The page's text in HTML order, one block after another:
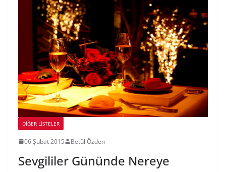
DIĞER LISTELER
06 Şubat 2015 Betül Özden
Sevgililer Gününde Nereye